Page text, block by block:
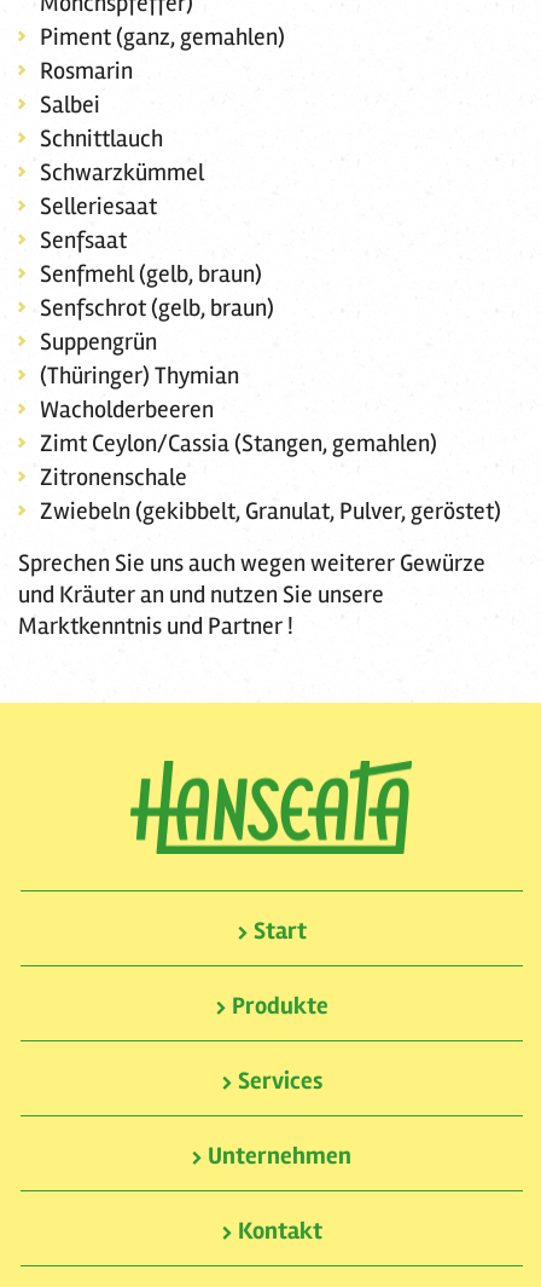
Piment (ganz, gemahlen)
Rosmarin
Salbei
Schnittlauch
Schwarzkümmel
Selleriesaat
Senfsaat
Senfmehl (gelb, braun)
Senfschrot (gelb, braun)
Suppengrün
(Thüringer) Thymian
Wacholderbeeren
Zimt Ceylon/Cassia (Stangen, gemahlen)
Zitronenschale
Zwiebeln (gekibbelt, Granulat, Pulver, geröstet)
Sprechen Sie uns auch wegen weiterer Gewürze
und Kräuter an und nutzen Sie unsere
Marktkenntnis und Partner !
Start
Produkte
Services
Unternehmen
Kontakt